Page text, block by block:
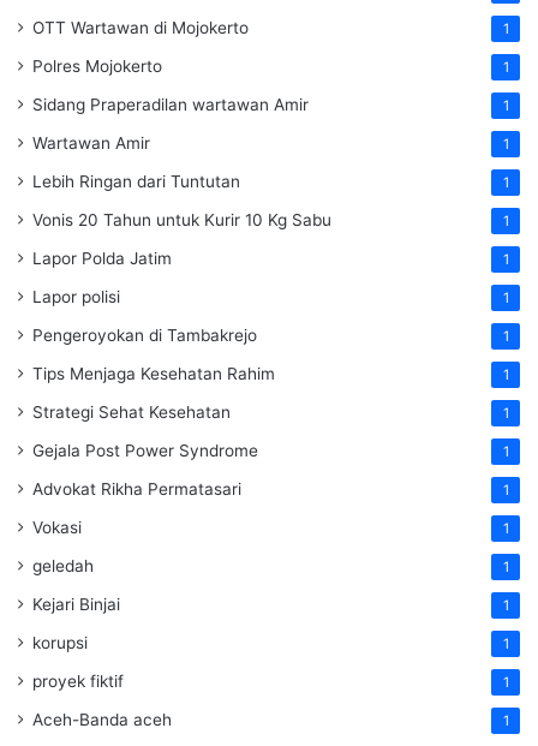
OTT Wartawan di Mojokerto 1
Polres Mojokerto 1
Sidang Praperadilan wartawan Amir 1
Wartawan Amir 1
Lebih Ringan dari Tuntutan 1
Vonis 20 Tahun untuk Kurir 10 Kg Sabu 1
Lapor Polda Jatim 1
Lapor polisi 1
Pengeroyokan di Tambakrejo 1
Tips Menjaga Kesehatan Rahim 1
Strategi Sehat Kesehatan 1
Gejala Post Power Syndrome 1
Advokat Rikha Permatasari 1
Vokasi 1
geledah 1
Kejari Binjai 1
korupsi 1
proyek fiktif 1
Aceh-Banda aceh 1